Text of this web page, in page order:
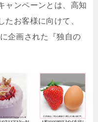
ャンペーンとは、高知
たお客様に向けて、
企画された『独自の